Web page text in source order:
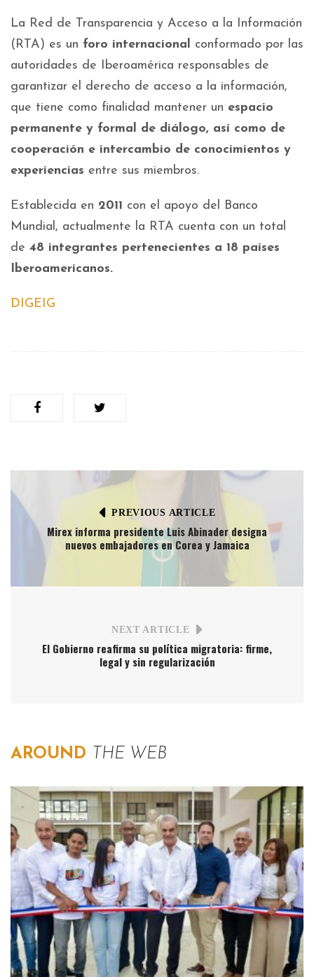
La Red de Transparencia y Acceso a la Información
(RTA) es un foro internacional conformado por las
autoridades de Iberoamérica responsables de
garantizar el derecho de acceso a la información,
que tiene como finalidad mantener un espacio
permanente y formal de diálogo, así como de
cooperación e intercambio de conocimientos y
experiencias entre sus miembros.
Establecida en 2011 con el apoyo del Banco
Mundial, actualmente la RTA cuenta con un total
de 48 integrantes pertenecientes a 18 países
Iberoamericanos.
DIGEIG
PREVIOUS ARTICLE
Mirex informa presidente Luis Abinader designa
nuevos embajadores en Corea y Jamaica
NEXT ARTICLE
El Gobierno reafirma su política migratoria: firme,
legal y sin regularización
AROUND THE WEB